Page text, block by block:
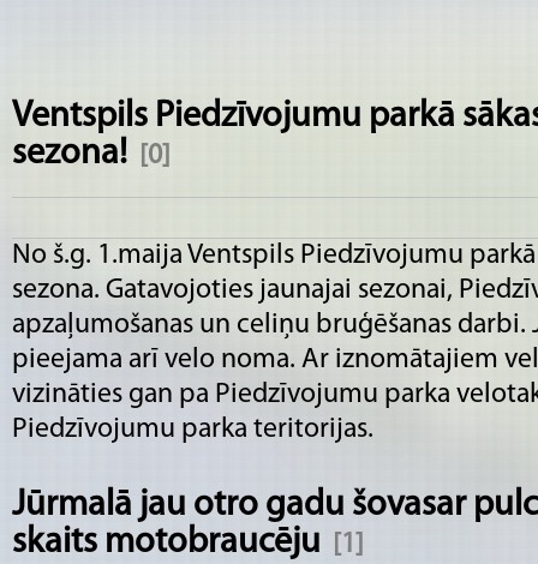
Ventspils Piedzīvojumu parkā
sezona!
[0]
No š.g. 1.maija Ventspils Piedzīvojumu
sezona. Gatavojoties jaunajai sezonai,
apzaļumošanas un celiņu bruģēšanas darbi.
pieejama arī velo noma. Ar iznomātajiem
vizināties gan pa Piedzīvojumu parka
Piedzīvojumu parka teritorijas.
Jūrmalā jau otro gadu šovasar
skaits motobraucēju
[1]